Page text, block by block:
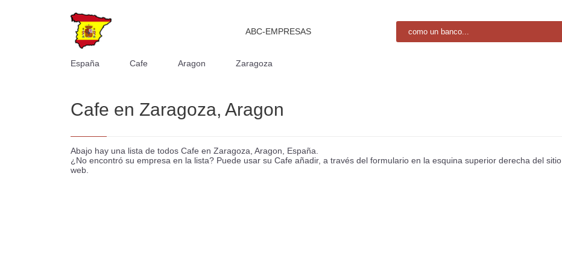
ABC-EMPRESAS
España Cafe Aragon Zaragoza
Cafe en Zaragoza, Aragon
Abajo hay una lista de todos Cafe en Zaragoza, Aragon, España.
¿No encontró su empresa en la lista? Puede usar su Cafe añadir, a través del formulario en la esquina superior derecha del sitio
web.